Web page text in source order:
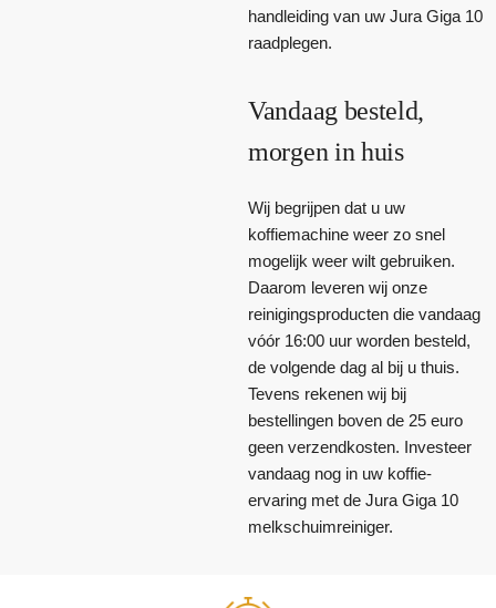
handleiding van uw Jura Giga 10
raadplegen.
Vandaag besteld,
morgen in huis
Wij begrijpen dat u uw
koffiemachine weer zo snel
mogelijk weer wilt gebruiken.
Daarom leveren wij onze
reinigingsproducten die vandaag
vóór 16:00 uur worden besteld,
de volgende dag al bij u thuis.
Tevens rekenen wij bij
bestellingen boven de 25 euro
geen verzendkosten. Investeer
vandaag nog in uw koffie-
ervaring met de Jura Giga 10
melkschuimreiniger.